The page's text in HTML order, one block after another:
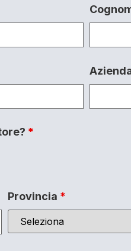
*
Provincia *